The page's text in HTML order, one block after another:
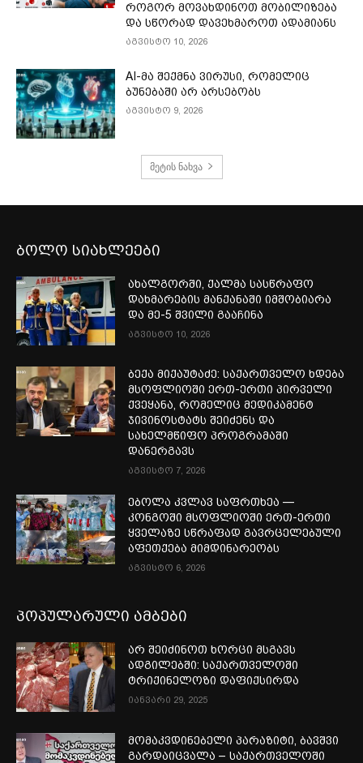
როგორ მოვახდინოთ მობილიზება
და სწორად დავეხმაროთ ადამიანს
აგვისტო 10, 2026
AI-მა შექმნა ვირუსი, რომელიც
ბუნებაში არ არსებობს
აგვისტო 9, 2026
მეტის ნახვა
ბოლო სიახლეები
ახალგორში, ქალმა სასწრაფო
დახმარების მანქანაში იმშობიარა
და მე-5 შვილი გააჩინა
აგვისტო 10, 2026
ბექა მიქაუტაძე: საქართველო ხდება
მსოფლიოში ერთ-ერთი პირველი
ქვეყანა, რომელიც მედიკამენტ
ჯივინოსტატს შეიძენს და
სახელმწიფო პროგრამაში
დანერგავს
აგვისტო 7, 2026
ებოლა კვლავ საფრთხეა —
კონგოში მსოფლიოში ერთ-ერთი
ყველაზე სწრაფად გავრცელებული
აფეთქება მიმდინარეობს
აგვისტო 6, 2026
პოპულარული ამბები
არ შეიძინოთ ხორცი მსგავს
ადგილებში: საქართველოში
ტრიქინელოზი დაფიქსირდა
იანვარი 29, 2025
მომაკვდინებელი პარაზიტი, ბავშვი
გარდაიცვალა – საქართველოში